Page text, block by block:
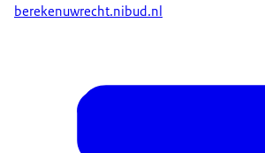
berekenuwrecht.nibud.nl